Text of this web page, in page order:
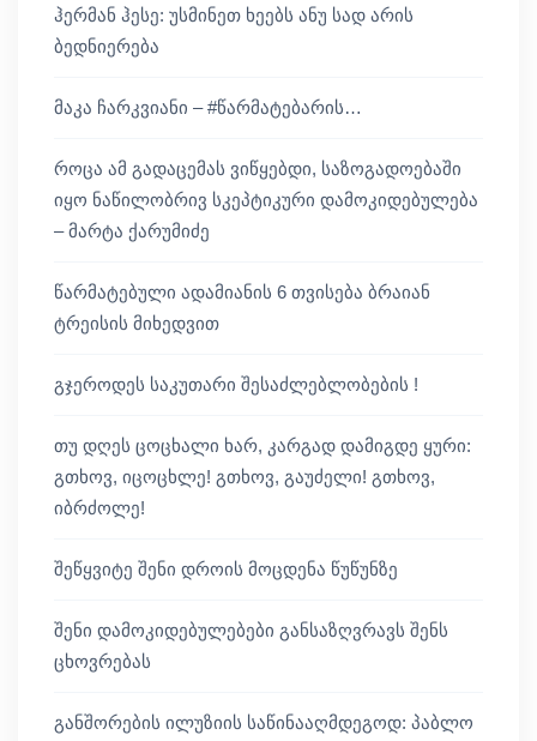
ჰერმან ჰესე: უსმინეთ ხეებს ანუ სად არის
ბედნიერება
მაკა ჩარკვიანი – #წარმატებარის…
როცა ამ გადაცემას ვიწყებდი, საზოგადოებაში
იყო ნაწილობრივ სკეპტიკური დამოკიდებულება
– მარტა ქარუმიძე
წარმატებული ადამიანის 6 თვისება ბრაიან
ტრეისის მიხედვით
გჯეროდეს საკუთარი შესაძლებლობების !
თუ დღეს ცოცხალი ხარ, კარგად დამიგდე ყური:
გთხოვ, იცოცხლე! გთხოვ, გაუძელი! გთხოვ,
იბრძოლე!
შეწყვიტე შენი დროის მოცდენა წუწუნზე
შენი დამოკიდებულებები განსაზღვრავს შენს
ცხოვრებას
განშორების ილუზიის საწინააღმდეგოდ: პაბლო